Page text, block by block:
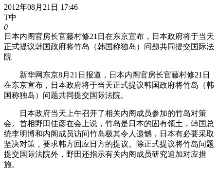
2012年08月21日 17:46
T中
0
日本内阁官房长官藤村修21日在东京宣布，日本政府将于当天
正式提议韩国政府将竹岛（韩国称独岛）问题共同提交国际法
院
新华网东京8月21日报道，日本内阁官房长官藤村修21日
在东京宣布，日本政府将于当天正式提议韩国政府将竹岛（韩
国称独岛）问题共同提交国际法院。
日本政府当天上午召开了相关内阁成员参加的竹岛对策
会。首相野田佳彦在会上说，竹岛是日本的固有领土，韩国总
统李明博和内阁成员访问竹岛极其令人遗憾，日本有必要采取
坚决对策，要求韩方回应日方的提议。除正式提议将竹岛问题
提交国际法院外，野田还指示有关内阁成员研究追加对应措
施。